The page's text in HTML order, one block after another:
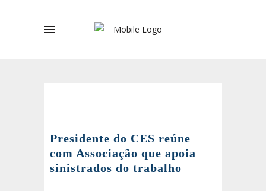
Presidente do CES reúne
com Associação que apoia
sinistrados do trabalho